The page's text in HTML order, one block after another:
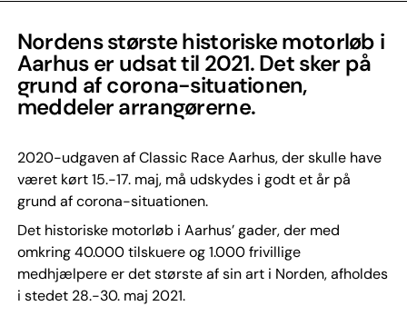
Nordens største historiske motorløb i
Aarhus er udsat til 2021. Det sker på
grund af corona-situationen,
meddeler arrangørerne.
2020-udgaven af Classic Race Aarhus, der skulle have
været kørt 15.-17. maj, må udskydes i godt et år på
grund af corona-situationen.
Det historiske motorløb i Aarhus’ gader, der med
omkring 40.000 tilskuere og 1.000 frivillige
medhjælpere er det største af sin art i Norden, afholdes
i stedet 28.-30. maj 2021.